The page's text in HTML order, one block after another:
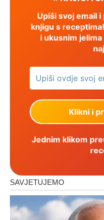
Upiši svoj email i
knjigu s
i ukusnim
Jednim klikom